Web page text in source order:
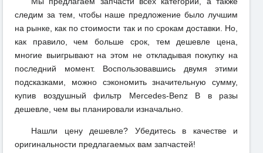
следим за тем, чтобы наше предложение было лучшим
на рынке, как по стоимости так и по срокам доставки. Но,
как правило, чем больше срок, тем дешевле цена,
многие выигрывают на этом не откладывая покупку на
последний момент. Воспользовавшись двумя этими
подсказками, можно сэкономить значительную сумму,
купив воздушный фильтр Mercedes-Benz B в разы
дешевле, чем вы планировали изначально.
Нашли цену дешевле? Убедитесь в качестве и
оригинальности предлагаемых вам запчастей!